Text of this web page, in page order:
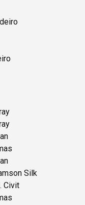
Silk
Civit